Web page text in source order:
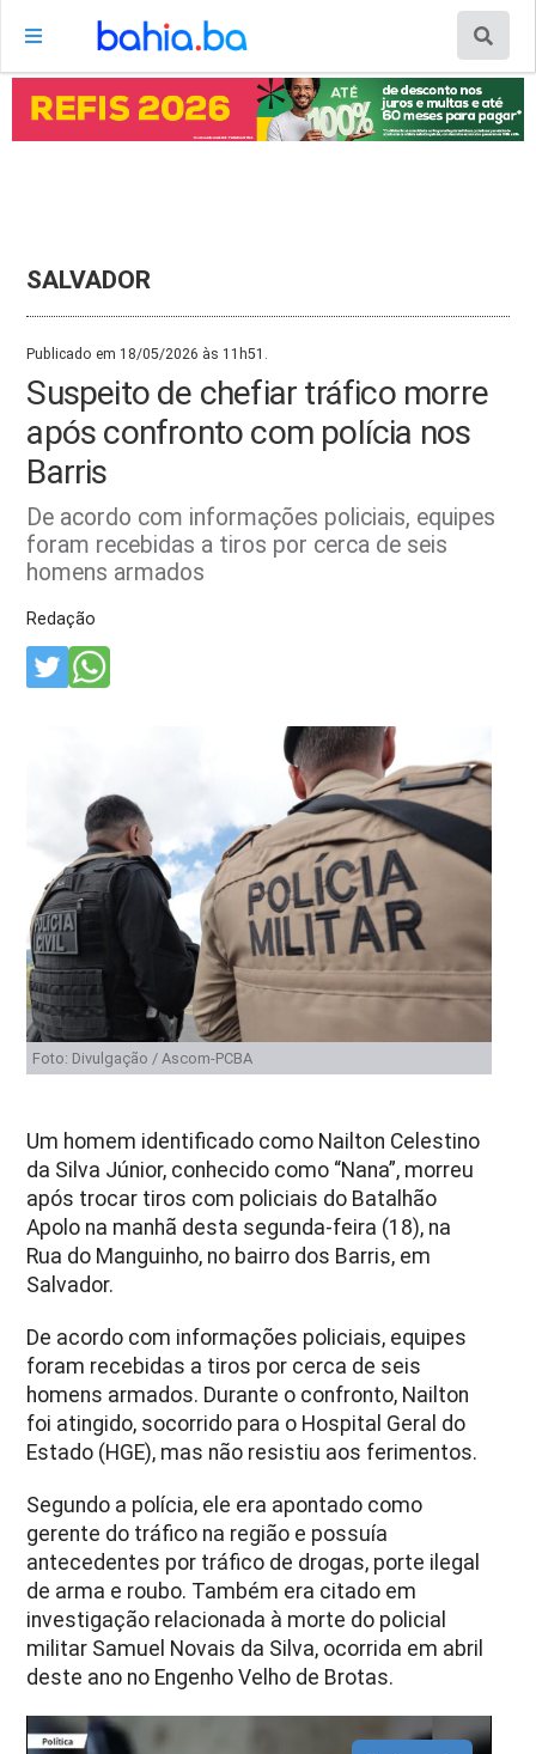
SALVADOR
Publicado em 18/05/2026 às 11h51.
Suspeito de chefiar tráfico morre
após confronto com polícia nos
Barris
De acordo com informações policiais, equipes
foram recebidas a tiros por cerca de seis
homens armados
Redação
Foto: Divulgação / Ascom-PCBA
Um homem identificado como Nailton Celestino
da Silva Júnior, conhecido como “Nana”, morreu
após trocar tiros com policiais do Batalhão
Apolo na manhã desta segunda-feira (18), na
Rua do Manguinho, no bairro dos Barris, em
Salvador.
De acordo com informações policiais, equipes
foram recebidas a tiros por cerca de seis
homens armados. Durante o confronto, Nailton
foi atingido, socorrido para o Hospital Geral do
Estado (HGE), mas não resistiu aos ferimentos.
Segundo a polícia, ele era apontado como
gerente do tráfico na região e possuía
antecedentes por tráfico de drogas, porte ilegal
de arma e roubo. Também era citado em
investigação relacionada à morte do policial
militar Samuel Novais da Silva, ocorrida em abril
deste ano no Engenho Velho de Brotas.